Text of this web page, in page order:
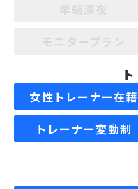
女性トレーナー在籍
トレーナー変動制